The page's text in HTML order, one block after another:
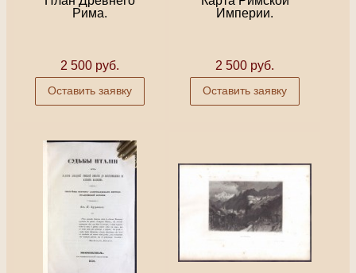
Рима.
2 500 руб.
Оставить заявку
Империи.
2 500 руб.
Оставить заявку